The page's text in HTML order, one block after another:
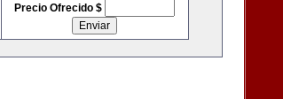
Precio Ofrecido $